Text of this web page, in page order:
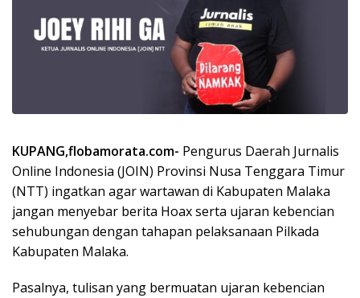
KUPANG,flobamorata.com- Pengurus Daerah Jurnalis
Online Indonesia (JOIN) Provinsi Nusa Tenggara Timur
(NTT) ingatkan agar wartawan di Kabupaten Malaka
jangan menyebar berita Hoax serta ujaran kebencian
sehubungan dengan tahapan pelaksanaan Pilkada
Kabupaten Malaka.
Pasalnya, tulisan yang bermuatan ujaran kebencian